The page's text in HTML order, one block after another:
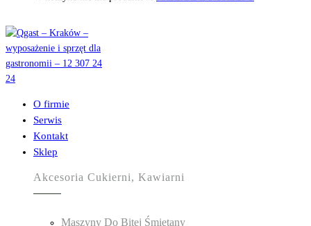
O firmie
Serwis
Kontakt
Sklep
Akcesoria Cukierni, Kawiarni
Maszyny Do Bitej Śmietany